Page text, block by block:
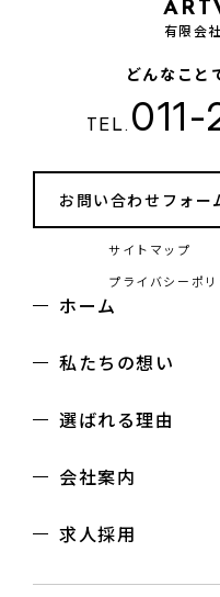
有限会
どんなこと
TEL.
お問い合わせフォー
サイトマップ
プライバシーポリ
ホーム
私たちの想い
選ばれる理由
会社案内
求人採用